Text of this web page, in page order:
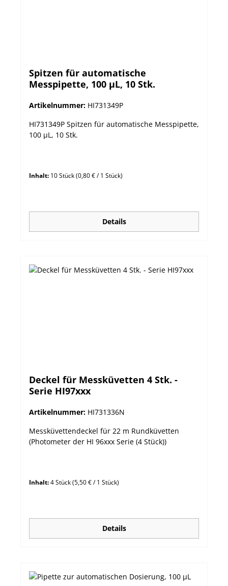
Spitzen für automatische
Messpipette, 100 µL, 10 Stk.
Artikelnummer: HI731349P
HI731349P Spitzen für automatische Messpipette,
100 µL, 10 Stk.
Inhalt: 10 Stück(0,80 € / 1 Stück)
Details
Deckel für Messküvetten 4 Stk. -
Serie HI97xxx
Artikelnummer: HI731336N
Messküvettendeckel für 22 m Rundküvetten
(Photometer der HI 96xxx Serie (4 Stück))
Inhalt:4 Stück(5,50 € / 1 Stück)
Details